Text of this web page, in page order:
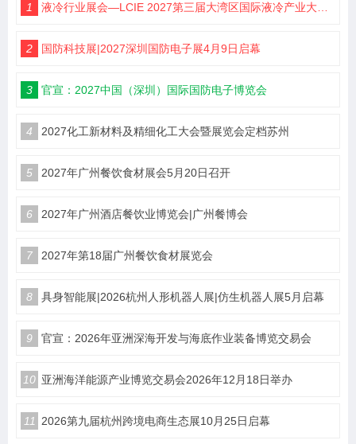
1 液冷行业展会—LCIE 2027第三届大湾区国际液冷产业大会暨展览会（深圳）
2 国防科技展|2027深圳国防电子展4月9日启幕
3 官宣：2027中国（深圳）国际国防电子博览会
4 2027化工新材料及精细化工大会暨展览会定档苏州
5 2027年广州餐饮食材展会5月20日召开
6 2027年广州酒店餐饮业博览会|广州餐博会
7 2027年第18届广州餐饮食材展览会
8 具身智能展|2026杭州人形机器人展|仿生机器人展5月启幕
9 官宣：2026年亚洲深海开发与海底作业装备博览交易会
10 亚洲海洋能源产业博览交易会2026年12月18日举办
11 2026第九届杭州跨境电商生态展10月25日启幕